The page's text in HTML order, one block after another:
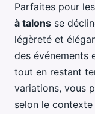
Parfaites pour les
à talons se
légèreté et
des événements
tout en restant
variations, vous
selon le